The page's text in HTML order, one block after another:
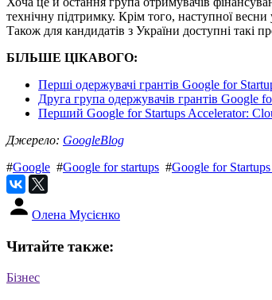
технічну підтримку. Крім того, наступної
Також для кандидатів з України доступні такі
БІЛЬШЕ ЦІКАВОГО:
Перші одержувачі грантів Google for
Друга група одержувачів грантів Google
Перший Google for Startups Accelerator:
Джерело: GoogleBlog
#Google #Google for startups #Google for
Олена Мусієнко
Читайте также:
Бізнес